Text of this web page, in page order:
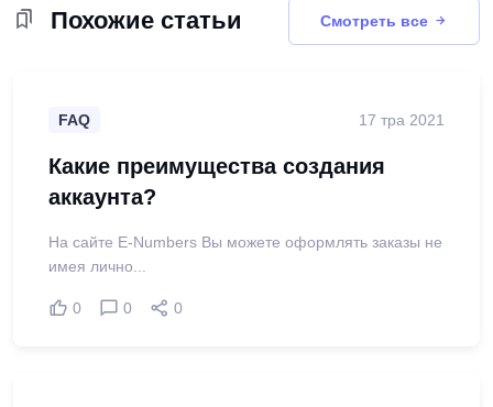
Похожие статьи Смотреть все
FAQ 17 тра 2021
Какие преимущества создания
аккаунта?
На сайте E-Numbers Вы можете оформлять заказы не
имея лично...
0 0 0